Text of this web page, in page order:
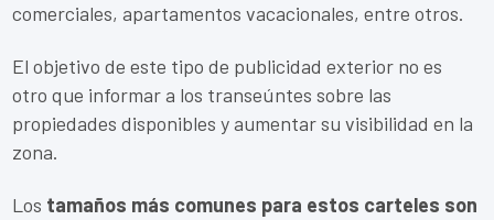
comerciales, apartamentos vacacionales, entre otros.
El objetivo de este tipo de publicidad exterior no es
otro que informar a los transeúntes sobre las
propiedades disponibles y aumentar su visibilidad en la
zona.
Los tamaños más comunes para estos carteles son